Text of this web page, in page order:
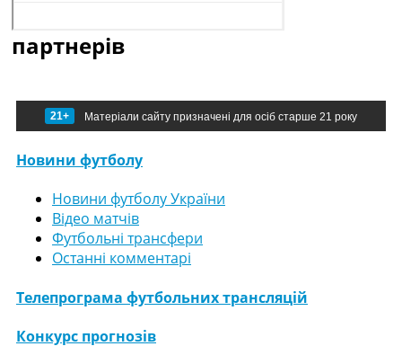
партнерів
21+ Матеріали сайту призначені для осіб старше 21 року
Новини футболу
Новини футболу України
Відео матчів
Футбольні трансфери
Останні комментарі
Телепрограма футбольних трансляцій
Конкурс прогнозів